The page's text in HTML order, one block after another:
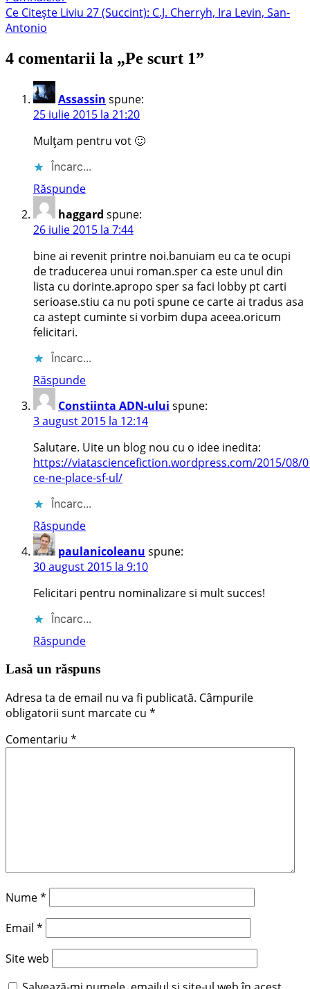
articole
Articolul
următor:
Ce Citește Liviu 27 (Succint): C.J. Cherryh, Ira Levin, San-
Antonio
4 comentarii la „Pe scurt 1”
Assassin spune:
25 iulie 2015 la 21:20
Mulțam pentru vot 🙂
Încarc...
Răspunde
haggard spune:
26 iulie 2015 la 7:44
bine ai revenit printre noi.banuiam eu ca te ocupi
de traducerea unui roman.sper ca este unul din
lista cu dorinte.apropo sper sa faci lobby pt carti
serioase.stiu ca nu poti spune ce carte ai tradus asa
ca astept cuminte si vorbim dupa aceea.oricum
felicitari.
Încarc...
Răspunde
Constiinta ADN-ului spune:
3 august 2015 la 12:14
Salutare. Uite un blog nou cu o idee inedita:
https://viatasciencefiction.wordpress.com/2015/08/
ce-ne-place-sf-ul/
Încarc...
Răspunde
paulanicoleanu spune:
30 august 2015 la 9:10
Felicitari pentru nominalizare si mult succes!
Încarc...
Răspunde
Lasă un răspuns
Adresa ta de email nu va fi publicată. Câmpurile
obligatorii sunt marcate cu *
Comentariu *
Nume*
Email *
Site web